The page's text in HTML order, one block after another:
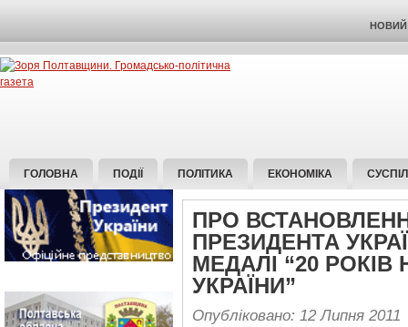
НОВИЙ
ГОЛОВНА ПОДІЇ ПОЛІТИКА ЕКОНОМІКА
ПРО
ПРЕЗИДЕНТА
МЕДАЛІ “20
УКРАЇНИ”
Опубліковано: 12 Липня 2011